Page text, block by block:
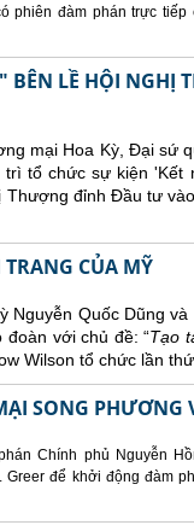
phiên đàm phán trực
BÊN LỀ HỘI
mại Hoa Kỳ, Đại sứ
tổ chức sự kiện 'Kết
đỉnh Đầu tư
CỦA MỸ
Nguyễn Quốc Dũng
với chủ đề: “Tạo
Wilson tổ chức lần
SONG PHƯƠNG
Chính phủ Nguyễn
để khởi động đàm